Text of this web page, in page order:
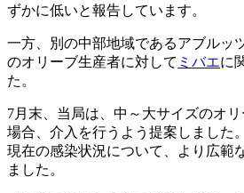
ずかに低いと報告しています。
一方、別の中部地域であるアブルッ
のオリーブ生産者に対して ミバエに
た。
7月末、当局は、中～大サイズのオ
場合、介入を行うよう提案しました
現在の感染状況について、より広範
ました。